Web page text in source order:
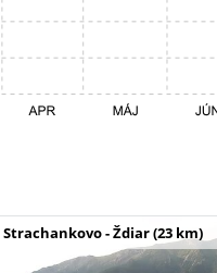
Strachankovo - Ždiar (23 km)